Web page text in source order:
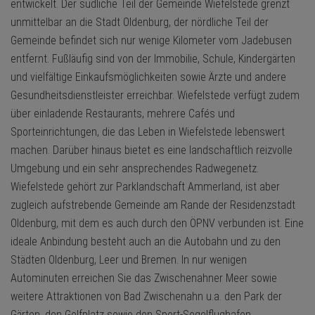
entwickelt. Der südliche Teil der Gemeinde Wiefelstede grenzt
unmittelbar an die Stadt Oldenburg, der nördliche Teil der
Gemeinde befindet sich nur wenige Kilometer vom Jadebusen
entfernt. Fußläufig sind von der Immobilie, Schule, Kindergärten
und vielfältige Einkaufsmöglichkeiten sowie Ärzte und andere
Gesundheitsdienstleister erreichbar. Wiefelstede verfügt zudem
über einladende Restaurants, mehrere Cafés und
Sporteinrichtungen, die das Leben in Wiefelstede lebenswert
machen. Darüber hinaus bietet es eine landschaftlich reizvolle
Umgebung und ein sehr ansprechendes Radwegenetz.
Wiefelstede gehört zur Parklandschaft Ammerland, ist aber
zugleich aufstrebende Gemeinde am Rande der Residenzstadt
Oldenburg, mit dem es auch durch den ÖPNV verbunden ist. Eine
ideale Anbindung besteht auch an die Autobahn und zu den
Städten Oldenburg, Leer und Bremen. In nur wenigen
Autominuten erreichen Sie das Zwischenahner Meer sowie
weitere Attraktionen von Bad Zwischenahn u.a. den Park der